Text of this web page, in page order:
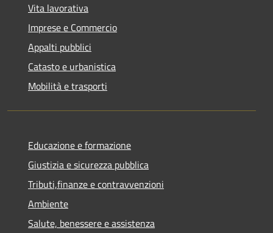
Vita lavorativa
Imprese e Commercio
Appalti pubblici
Catasto e urbanistica
Mobilità e trasporti
Educazione e formazione
Giustizia e sicurezza pubblica
Tributi,finanze e contravvenzioni
Ambiente
Salute, benessere e assistenza